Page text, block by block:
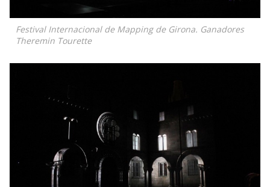
Festival Internacional de Mapping de Girona. Ganadores
Theremin Tourette